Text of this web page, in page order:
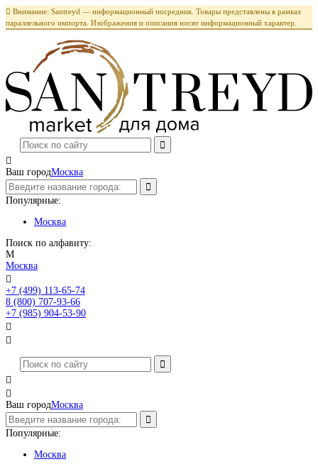
 Внимание: Santreyd — информационный посредник. Товары представлены в рамках
параллельного импорта. Изображения и описания носят информационный характер.

Ваш городМосква
Популярные:
Москва
Поиск по алфавиту:
М
Москва

+7 (499) 113-65-74
8 (800) 707-93-66
+7 (985) 904-53-90




Ваш городМосква
Популярные:
Москва